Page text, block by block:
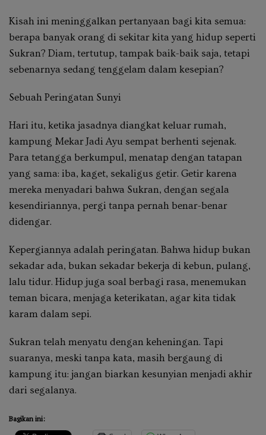
Kisah ini meninggalkan pertanyaan bagi kita semua:
berapa banyak orang di sekitar kita yang hidup seperti
Sukran? Diam, tertutup, tampak baik-baik saja, tetapi
sebenarnya sedang tenggelam dalam kesepian?
Sebuah Peringatan Sunyi
Hari itu, ketika jasadnya diangkat keluar rumah,
kampung Mekar Jadi Ayu sempat berhenti sejenak.
Para tetangga berkumpul, menatap dengan tatapan
yang sama: iba, kaget, sekaligus getir. Getir karena
mereka menyadari bahwa Sukran, dengan segala
kesendiriannya, pergi tanpa pernah benar-benar
didengar.
Kepergiannya adalah peringatan. Bahwa hidup bukan
sekadar ada, bukan sekadar bekerja di kebun, pulang,
lalu tidur. Hidup juga soal berbagi rasa, menemukan
teman bicara, menjaga keterikatan, agar kita tidak
karam dalam sepi.
Sukran telah menyatu dengan keheningan. Tapi
suaranya, meski tanpa kata, masih bergaung di
kampung itu: jangan biarkan kesunyian menjadi akhir
dari segalanya.
Bagikan ini: